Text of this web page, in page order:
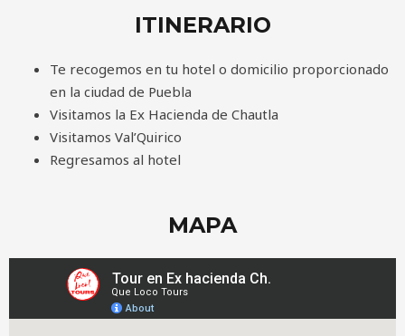
ITINERARIO
Te recogemos en tu hotel o domicilio proporcionado
en la ciudad de Puebla
Visitamos la Ex Hacienda de Chautla
Visitamos Val’Quirico
Regresamos al hotel
MAPA